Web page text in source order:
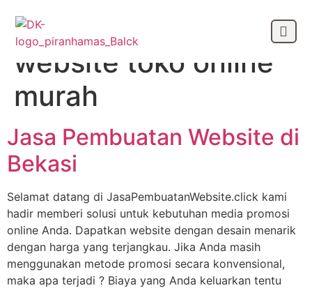
Tag:
jasa membuat
website toko online
murah
Jasa Pembuatan Website di
Bekasi
Selamat datang di JasaPembuatanWebsite.click kami
hadir memberi solusi untuk kebutuhan media promosi
online Anda. Dapatkan website dengan desain menarik
dengan harga yang terjangkau. Jika Anda masih
menggunakan metode promosi secara konvensional,
maka apa terjadi ? Biaya yang Anda keluarkan tentu